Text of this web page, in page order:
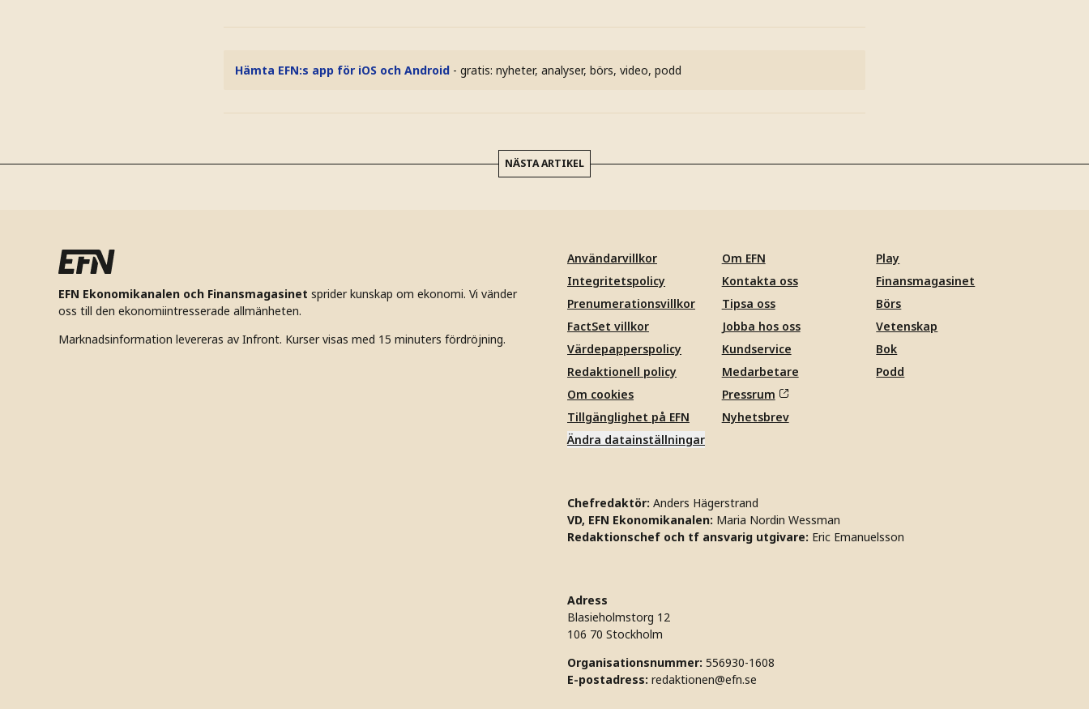
Hämta EFN:s app för iOS och Android - gratis: nyheter, analyser, börs, video, podd
NÄSTA ARTIKEL
EFN Ekonomikanalen och Finansmagasinet sprider kunskap om ekonomi. Vi vänder
oss till den ekonomiintresserade allmänheten.
Marknadsinformation levereras av Infront. Kurser visas med 15 minuters fördröjning.
Användarvillkor
Integritetspolicy
Prenumerationsvillkor
FactSet villkor
Värdepapperspolicy
Redaktionell policy
Om cookies
Tillgänglighet på EFN
Ändra datainställningar
Om EFN
Kontakta oss
Tipsa oss
Jobba hos oss
Kundservice
Medarbetare
Pressrum
Nyhetsbrev
Play
Finansmagasinet
Börs
Vetenskap
Bok
Podd
Chefredaktör: Anders Hägerstrand
VD, EFN Ekonomikanalen: Maria Nordin Wessman
Redaktionschef och tf ansvarig utgivare: Eric Emanuelsson
Adress
Blasieholmstorg 12
106 70 Stockholm
Organisationsnummer: 556930-1608
E-postadress: redaktionen@efn.se